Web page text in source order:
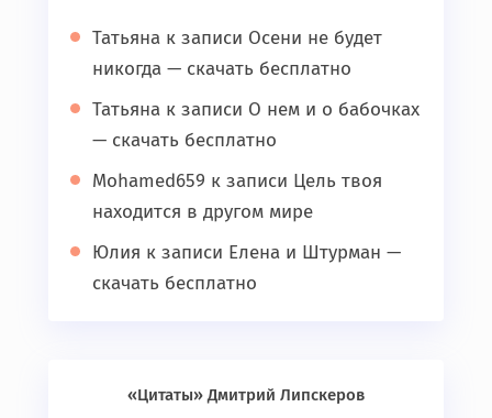
Татьяна к записи Осени не будет
никогда — скачать бесплатно
Татьяна к записи О нем и о бабочках
— скачать бесплатно
Mohamed659 к записи Цель твоя
находится в другом мире
Юлия к записи Елена и Штурман —
скачать бесплатно
«Цитаты» Дмитрий Липскеров